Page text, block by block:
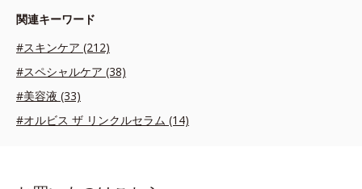
関連キーワード
#スキンケア (212)
#スペシャルケア (38)
#美容液 (33)
#オルビス ザ リンクルセラム (14)